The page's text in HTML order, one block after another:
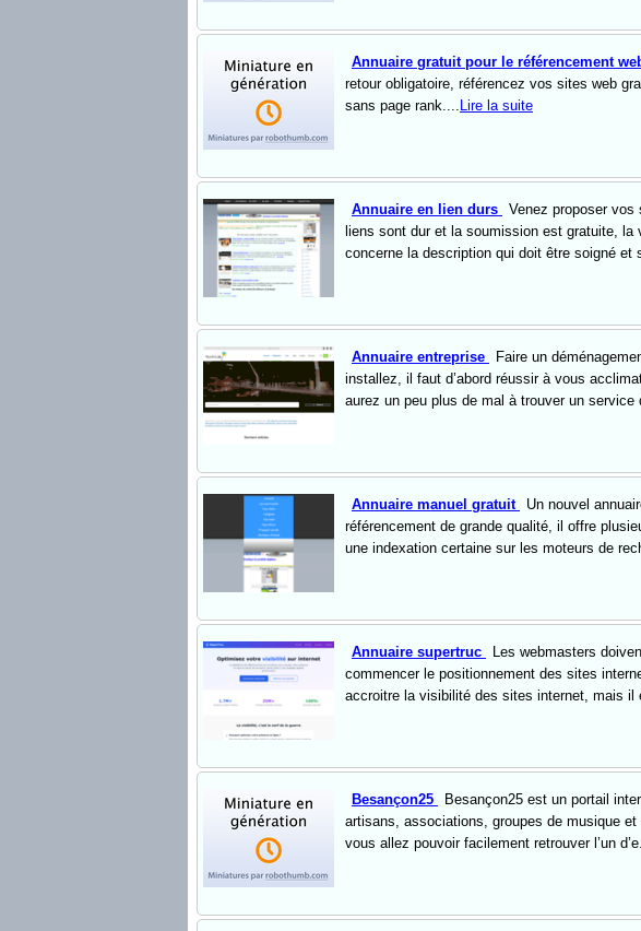
Annuaire gratuit pour le référencement
retour obligatoire, référencez vos sites web
sans page rank.... Lire la suite
Annuaire en lien durs
Venez proposer vos
liens sont dur et la soumission est gratuite,
concerne la description qui doit être soigné et
Annuaire entreprise
Faire un
installez, il faut d’abord réussir à vous
aurez un peu plus de mal à trouver un service
Annuaire manuel gratuit
Un nouvel
référencement de grande qualité, il offre
une indexation certaine sur les moteurs de
Annuaire supertruc
Les webmasters
commencer le positionnement des sites
accroitre la visibilité des sites internet, mais il
Besançon25
Besançon25 est un portail
artisans, associations, groupes de musique
vous allez pouvoir facilement retrouver l’un